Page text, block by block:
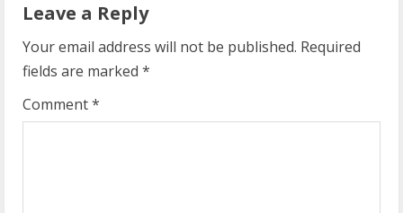
u
e
R
Leave a Reply
Your email address will not be published. Required
fields are marked *
Comment*